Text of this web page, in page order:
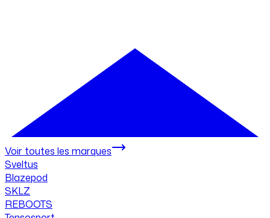
Voir toutes les marques
Sveltus
Blazepod
SKLZ
REBOOTS